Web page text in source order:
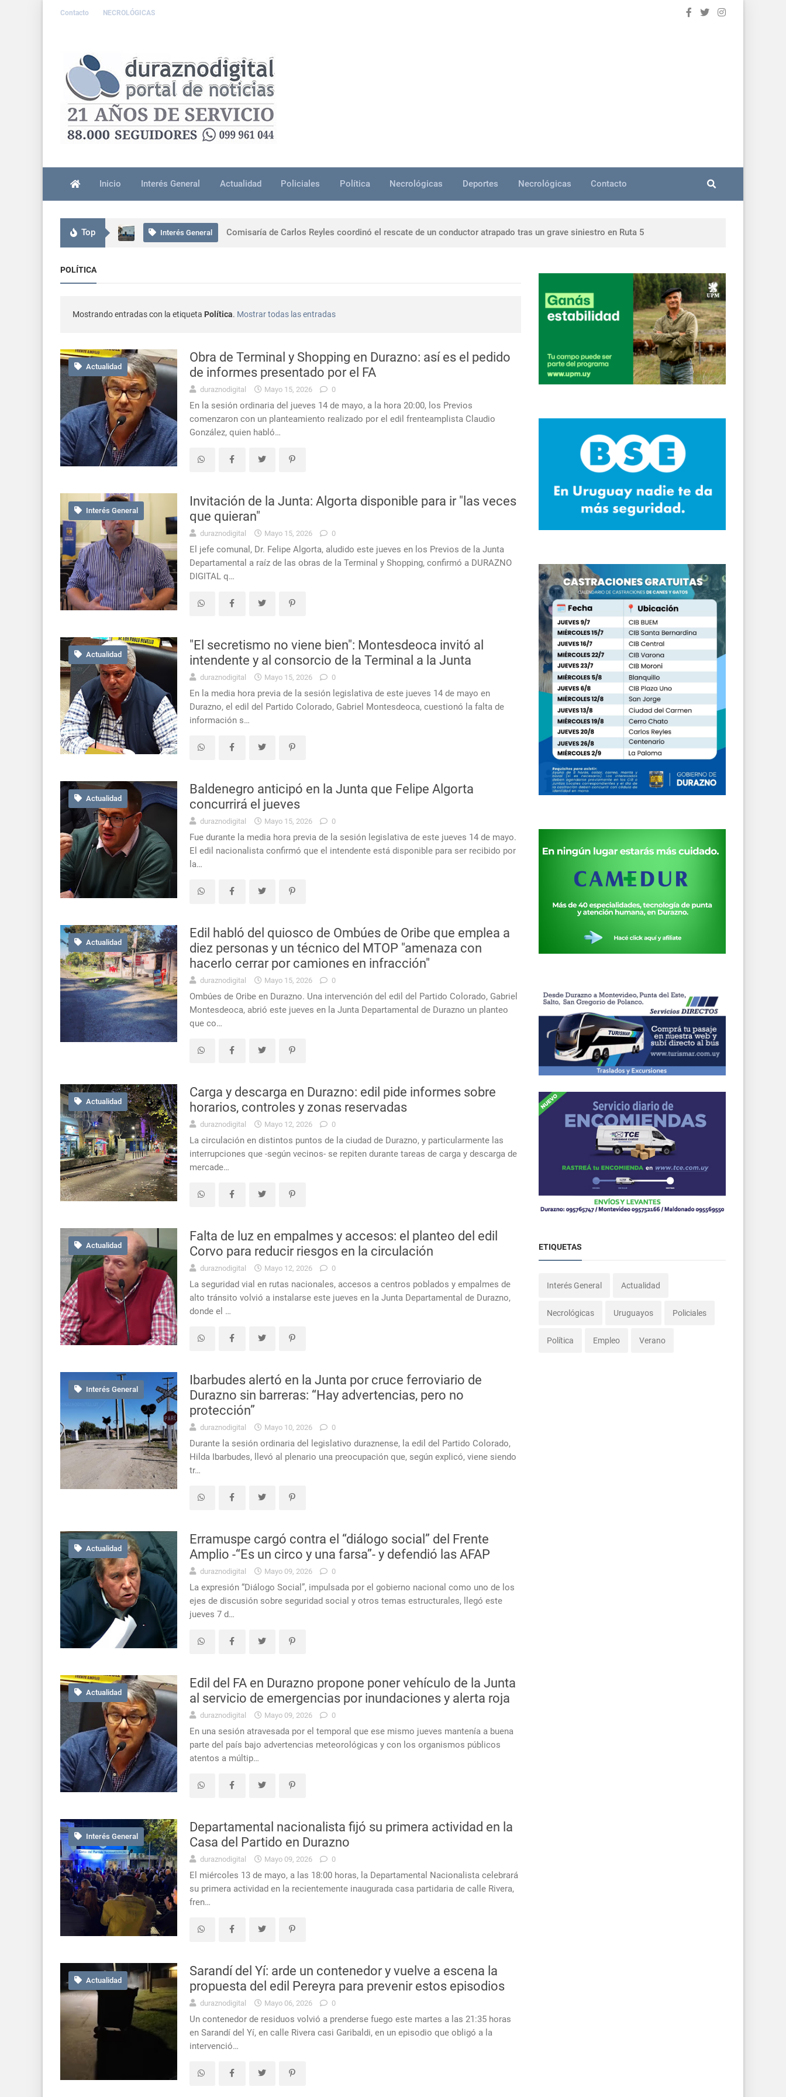
Contacto NECROLÓGICAS
Inicio Interés General Actualidad Policiales Política Necrológicas Deportes Necrológicas Contacto
Top
Interés General Persona detenida tras incidente familiar en Durazno; portaba un machete
Interés General Comisaría de Carlos Reyles coordinó el rescate de un conductor atrapado tras un grave siniestro en Ruta 5
Se presentó muy alterado en una comisaría de Sarandí del Yí, provocó daños y terminó detenido
Interés General Masculino condenado en Durazno por porte de arma de fuego en lugares públicos
Actualidad Durazno: murió el conductor que había sufrido un siniestro vial cerca de Carlos Reyles
Actualidad Edil de Durazno advierte que las demoras del servicio forense prolongan la espera de las familias para sepultar a sus seres queridos
Actualidad Intendencia de Durazno prepara la Nostalgia Gaucha y los festejos por la Independencia para el 24 y 25 de agosto
Actualidad Jefatura de Policía de Durazno reconoció a 30 funcionarios en el 196º aniversario de su creación
Actualidad Intendencia de Durazno destinará a bienestar animal los 272 mil pesos obtenidos en el remate de leña
POLÍTICA
Mostrando entradas con la etiqueta Política. Mostrar todas las entradas
Actualidad
Obra de Terminal y Shopping en Durazno: así es el pedido
de informes presentado por el FA
duraznodigital Mayo 15, 2026 0
En la sesión ordinaria del jueves 14 de mayo, a la hora 20:00, los Previos
comenzaron con un planteamiento realizado por el edil frenteamplista Claudio
González, quien habló…
Interés General
Invitación de la Junta: Algorta disponible para ir "las veces
que quieran"
duraznodigital Mayo 15, 2026 0
El jefe comunal, Dr. Felipe Algorta, aludido este jueves en los Previos de la Junta
Departamental a raíz de las obras de la Terminal y Shopping, confirmó a DURAZNO
DIGITAL q…
Actualidad
"El secretismo no viene bien": Montesdeoca invitó al
intendente y al consorcio de la Terminal a la Junta
duraznodigital Mayo 15, 2026 0
En la media hora previa de la sesión legislativa de este jueves 14 de mayo en
Durazno, el edil del Partido Colorado, Gabriel Montesdeoca, cuestionó la falta de
información s…
Actualidad
Baldenegro anticipó en la Junta que Felipe Algorta
concurrirá el jueves
duraznodigital Mayo 15, 2026 0
Fue durante la media hora previa de la sesión legislativa de este jueves 14 de mayo.
El edil nacionalista confirmó que el intendente está disponible para ser recibido por
la…
Actualidad
Edil habló del quiosco de Ombúes de Oribe que emplea a
diez personas y un técnico del MTOP "amenaza con
hacerlo cerrar por camiones en infracción"
duraznodigital Mayo 15, 2026 0
Ombúes de Oribe en Durazno. Una intervención del edil del Partido Colorado, Gabriel
Montesdeoca, abrió este jueves en la Junta Departamental de Durazno un planteo
que co…
Actualidad
Carga y descarga en Durazno: edil pide informes sobre
horarios, controles y zonas reservadas
duraznodigital Mayo 12, 2026 0
La circulación en distintos puntos de la ciudad de Durazno, y particularmente las
interrupciones que -según vecinos- se repiten durante tareas de carga y descarga de
mercade…
Actualidad
Falta de luz en empalmes y accesos: el planteo del edil
Corvo para reducir riesgos en la circulación
duraznodigital Mayo 12, 2026 0
La seguridad vial en rutas nacionales, accesos a centros poblados y empalmes de
alto tránsito volvió a instalarse este jueves en la Junta Departamental de Durazno,
donde el …
Interés General
Ibarbudes alertó en la Junta por cruce ferroviario de
Durazno sin barreras: “Hay advertencias, pero no
protección”
duraznodigital Mayo 10, 2026 0
Durante la sesión ordinaria del legislativo duraznense, la edil del Partido Colorado,
Hilda Ibarbudes, llevó al plenario una preocupación que, según explicó, viene siendo
tr…
Actualidad
Erramuspe cargó contra el “diálogo social” del Frente
Amplio -“Es un circo y una farsa”- y defendió las AFAP
duraznodigital Mayo 09, 2026 0
La expresión “Diálogo Social”, impulsada por el gobierno nacional como uno de los
ejes de discusión sobre seguridad social y otros temas estructurales, llegó este
jueves 7 d…
Actualidad
Edil del FA en Durazno propone poner vehículo de la Junta
al servicio de emergencias por inundaciones y alerta roja
duraznodigital Mayo 09, 2026 0
En una sesión atravesada por el temporal que ese mismo jueves mantenía a buena
parte del país bajo advertencias meteorológicas y con los organismos públicos
atentos a múltip…
Interés General
Departamental nacionalista fijó su primera actividad en la
Casa del Partido en Durazno
duraznodigital Mayo 09, 2026 0
El miércoles 13 de mayo, a las 18:00 horas, la Departamental Nacionalista celebrará
su primera actividad en la recientemente inaugurada casa partidaria de calle Rivera,
fren…
Actualidad
Sarandí del Yí: arde un contenedor y vuelve a escena la
propuesta del edil Pereyra para prevenir estos episodios
duraznodigital Mayo 06, 2026 0
Un contenedor de residuos volvió a prenderse fuego este martes a las 21:35 horas
en Sarandí del Yí, en calle Rivera casi Garibaldi, en un episodio que obligó a la
intervenció…
ETIQUETAS
Interés General Actualidad
Necrológicas Uruguayos Policiales
Política Empleo Verano